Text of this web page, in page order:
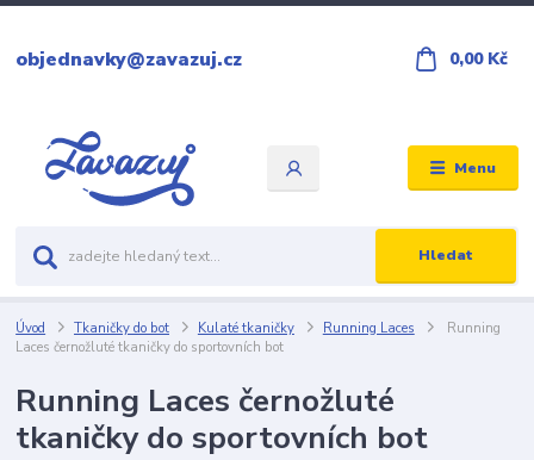
Menu
Hledat
objednavky@zavazuj.cz 0,00 Kč
Úvod Tkaničky do bot Kulaté tkaničky Running Laces
Running
Laces černožluté tkaničky do sportovních bot
Running Laces černožluté
tkaničky do sportovních bot